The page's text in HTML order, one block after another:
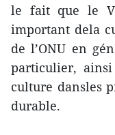
le fait que le
important dela
de l’ONU en
particulier,
culture dansles
durable.